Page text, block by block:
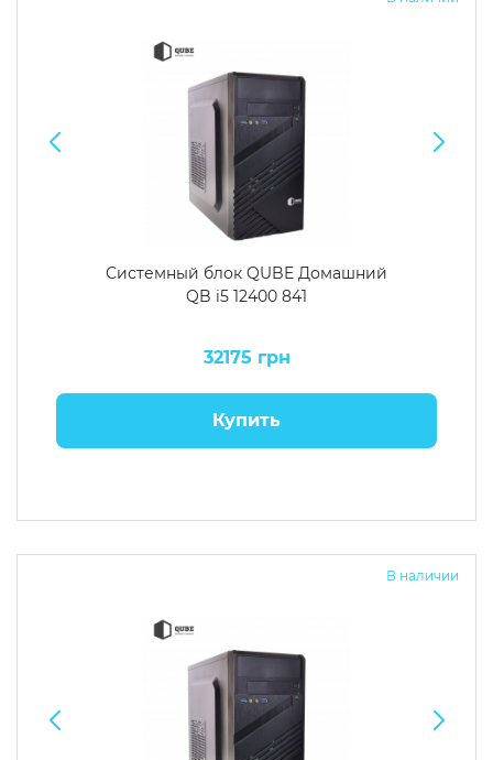
Системный блок QUBE Домашний
QB i5 12400 841
32175 грн
Купить
В наличии